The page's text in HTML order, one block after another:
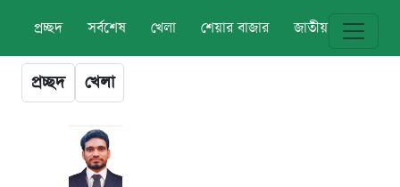
প্রচ্ছদ সর্বশেষ খেলা শেয়ার বাজার জাতীয় বিশ্ব
প্রচ্ছদ খেলা